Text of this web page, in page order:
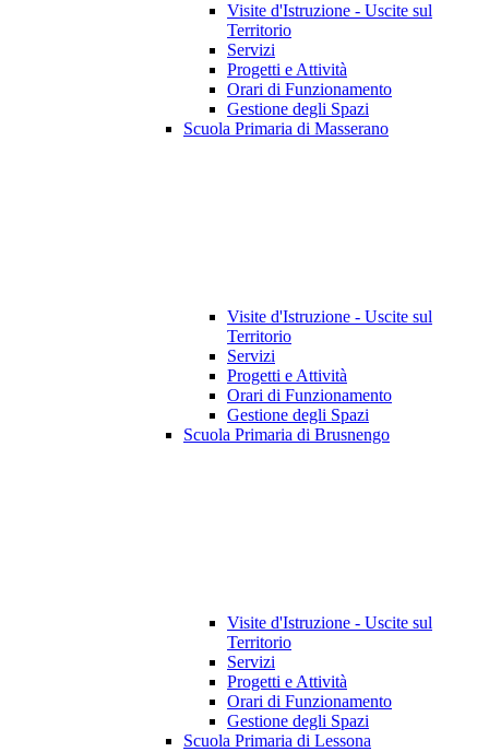
Visite d'Istruzione - Uscite sul
Territorio
Servizi
Progetti e Attività
Orari di Funzionamento
Gestione degli Spazi
Scuola Primaria di Masserano
Visite d'Istruzione - Uscite sul
Territorio
Servizi
Progetti e Attività
Orari di Funzionamento
Gestione degli Spazi
Scuola Primaria di Brusnengo
Visite d'Istruzione - Uscite sul
Territorio
Servizi
Progetti e Attività
Orari di Funzionamento
Gestione degli Spazi
Scuola Primaria di Lessona